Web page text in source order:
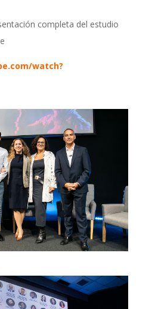
completa del estudio
watch?